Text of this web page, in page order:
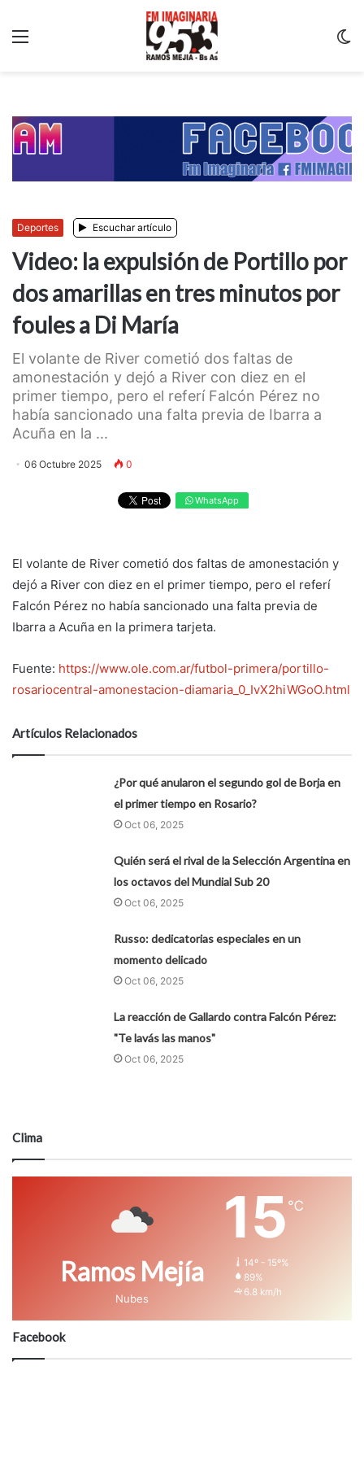
Deportes Escuchar artículo
Video: la expulsión de Portillo por
dos amarillas en tres minutos por
foules a Di María
El volante de River cometió dos faltas de
amonestación y dejó a River con diez en el
primer tiempo, pero el referí Falcón Pérez no
había sancionado una falta previa de Ibarra a
Acuña en la ...
06 Octubre 2025 0
WhatsApp
El volante de River cometió dos faltas de amonestación y
dejó a River con diez en el primer tiempo, pero el referí
Falcón Pérez no había sancionado una falta previa de
Ibarra a Acuña en la primera tarjeta.
Fuente: https://www.ole.com.ar/futbol-primera/portillo-
rosariocentral-amonestacion-diamaria_0_IvX2hiWGoO.html
Artículos Relacionados
¿Por qué anularon el segundo gol de Borja en
el primer tiempo en Rosario?
Oct 06, 2025
Quién será el rival de la Selección Argentina en
los octavos del Mundial Sub 20
Oct 06, 2025
Russo: dedicatorias especiales en un
momento delicado
Oct 06, 2025
La reacción de Gallardo contra Falcón Pérez:
"Te lavás las manos"
Oct 06, 2025
Clima
Ramos Mejía
Nubes
15 ℃
14º - 15º%
89%
6.8 km/h
Facebook